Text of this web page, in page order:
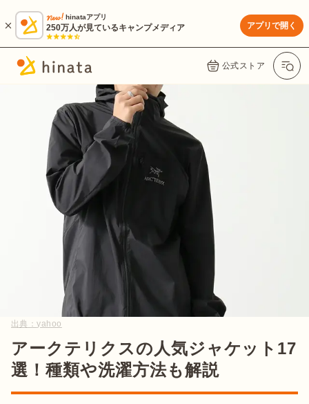
hinataアプリ
250万人が見ているキャンプメディア アプリで開く
公式ストア
出典：yahoo
アークテリクスの人気ジャケット17
選！種類や洗濯方法も解説